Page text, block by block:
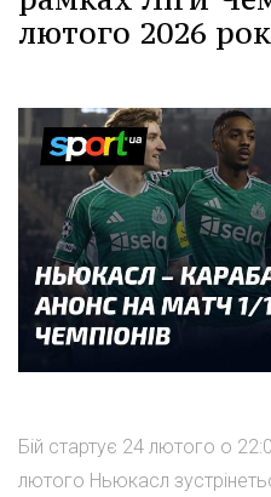
лютого 2026
Бій стартує 24 лютого о
лютого Ньюкасл